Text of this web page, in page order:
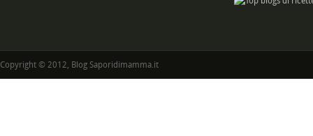
Copyright © 2012, Blog Saporidimamma.it